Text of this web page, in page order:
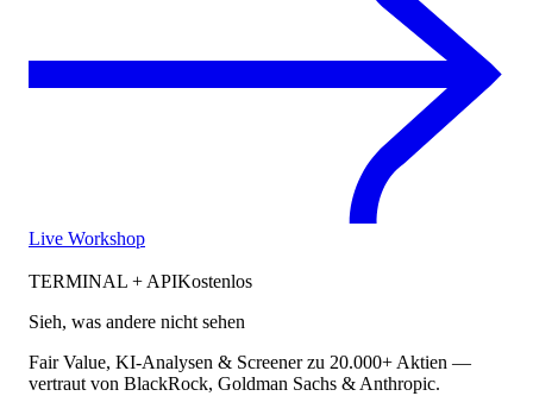
Live Workshop
TERMINAL + APIKostenlos
Sieh, was andere nicht sehen
Fair Value, KI-Analysen & Screener zu 20.000+ Aktien —
vertraut von BlackRock, Goldman Sachs & Anthropic.